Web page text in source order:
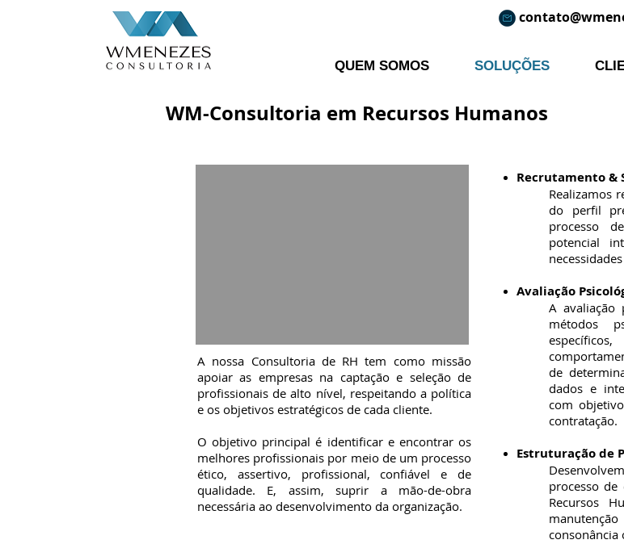
QUEM SOMOS SOLUÇÕES
WM-Consultoria em Recursos Humanos
A nossa Consultoria de RH tem como missão
apoiar as empresas na captação e seleção de
profissionais de alto nível, respeitando a política
e os objetivos estratégicos de cada cliente.
O objetivo principal é identificar e encontrar os
melhores profissionais por meio de um processo
ético, assertivo, profissional, confiável e de
qualidade. E, assim, suprir a mão-de-obra
necessária ao desenvolvimento da organização.
Recrutamento &
Realizamos
do perfil
processo
potencial
Avaliação
A avaliação
métodos
de
dados e
com
contratação.
Estruturação de
processo
Recursos
consonância